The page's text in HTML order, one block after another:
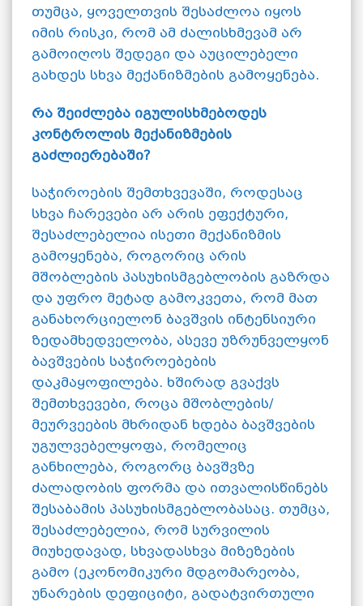
თუმცა, ყოველთვის შესაძლოა იყოს
იმის რისკი, რომ ამ ძალისხმევამ არ
გამოიღოს შედეგი და აუცილებელი
გახდეს სხვა მექანიზმების გამოყენება.
რა შეიძლება იგულისხმებოდეს
კონტროლის მექანიზმების
გაძლიერებაში?
საჭიროების შემთხვევაში, როდესაც
სხვა ჩარევები არ არის ეფექტური,
შესაძლებელია ისეთი მექანიზმის
გამოყენება, როგორიც არის
მშობლების პასუხისმგებლობის გაზრდა
და უფრო მეტად გამოკვეთა, რომ მათ
განახორციელონ ბავშვის ინტენსიური
ზედამხედველობა, ასევე უზრუნველყონ
ბავშვების საჭიროებების
დაკმაყოფილება. ხშირად გვაქვს
შემთხვევები, როცა მშობლების/
მეურვეების მხრიდან ხდება ბავშვების
უგულვებელყოფა, რომელიც
განხილება, როგორც ბავშვზე
ძალადობის ფორმა და ითვალისწინებს
შესაბამის პასუხისმგებლობასაც. თუმცა,
შესაძლებელია, რომ სურვილის
მიუხედავად, სხვადასხვა მიზეზების
გამო (ეკონომიკური მდგომარეობა,
უნარების დეფიციტი, გადატვირთული